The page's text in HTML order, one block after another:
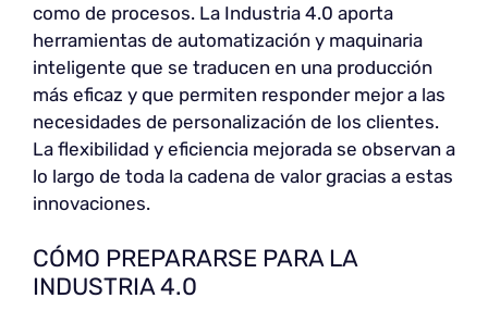
como de procesos. La Industria 4.0 aporta
herramientas de automatización y maquinaria
inteligente que se traducen en una producción
más eficaz y que permiten responder mejor a las
necesidades de personalización de los clientes.
La flexibilidad y eficiencia mejorada se observan a
lo largo de toda la cadena de valor gracias a estas
innovaciones.
CÓMO PREPARARSE PARA LA
INDUSTRIA 4.0